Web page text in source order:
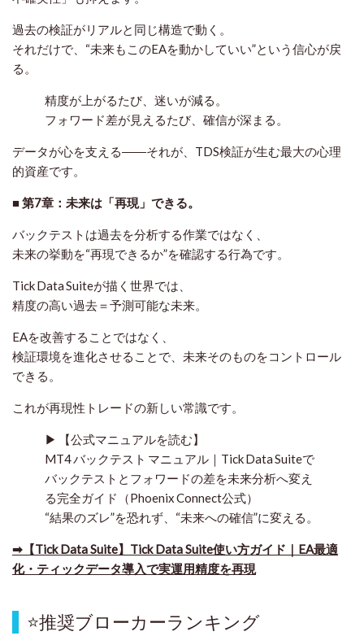
過去の検証がリアルと同じ構造で動く。
それだけで、“未来もこのEAを動かしていい”という信心が戻
る。
精度が上がるたび、迷いが減る。
フォワード差が見えるたび、確信が深まる。
データが心を支える――それが、TDS検証が生む最大の心理
的資産です。
■ 第7章：未来は「再現」できる。
バックテストは過去を分析する作業ではなく、
未来の挙動を“再現できるか”を確認する行為です。
Tick Data Suiteが描く世界では、
精度の高い過去＝予測可能な未来。
EAを改善することではなく、
検証環境を進化させることで、未来そのものをコントロール
できる。
これが再現性トレードの新しい常識です。
▶ 【公式マニュアルを読む】
MT4 バックテスト マニュアル｜Tick Data Suiteで
バックテストとフォワードの差を未来分析へ変え
る完全ガイド（Phoenix Connect公式）
“結果のズレ”を恐れず、“未来への確信”に変える。
➡ 【Tick Data Suite】Tick Data Suite使い方ガイド｜EA最適
化・ティックデータ導入で実運用精度を再現
⭐推奨ブローカーランキング